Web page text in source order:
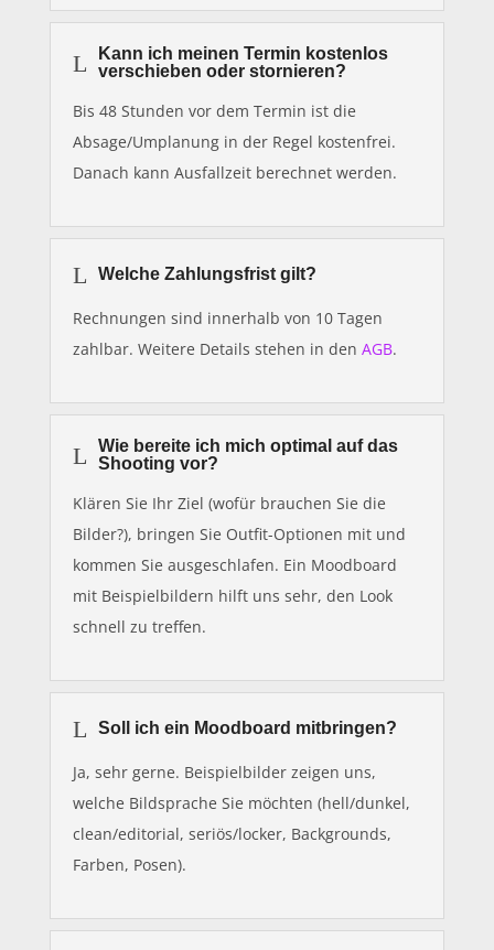
L
Kann ich meinen Termin kostenlos
verschieben oder stornieren?
Bis 48 Stunden vor dem Termin ist die
Absage/Umplanung in der Regel kostenfrei.
Danach kann Ausfallzeit berechnet werden.
L Welche Zahlungsfrist gilt?
Rechnungen sind innerhalb von 10 Tagen
zahlbar. Weitere Details stehen in den AGB.
L
Wie bereite ich mich optimal auf das
Shooting vor?
Klären Sie Ihr Ziel (wofür brauchen Sie die
Bilder?), bringen Sie Outfit-Optionen mit und
kommen Sie ausgeschlafen. Ein Moodboard
mit Beispielbildern hilft uns sehr, den Look
schnell zu treffen.
L Soll ich ein Moodboard mitbringen?
Ja, sehr gerne. Beispielbilder zeigen uns,
welche Bildsprache Sie möchten (hell/dunkel,
clean/editorial, seriös/locker, Backgrounds,
Farben, Posen).